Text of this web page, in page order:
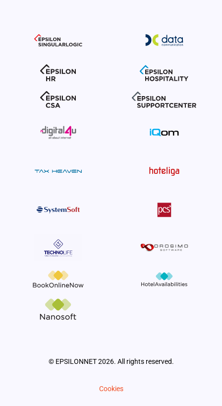
© EPSILONNET 2026. All rights reserved.
Cookies